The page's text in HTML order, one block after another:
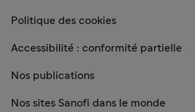
Politique des cookies
Accessibilité : conformité partielle
Nos publications
Nos sites Sanofi dans le monde